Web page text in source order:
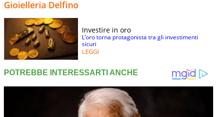
Gioielleria Delfino
Investire in oro
L’oro torna protagonista tra gli investimenti
sicuri
LEGGI